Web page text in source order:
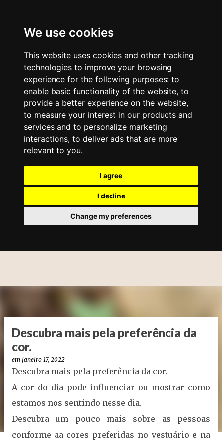
We use cookies
This website uses cookies and other tracking
technologies to improve your browsing
experience for the following purposes: to
enable basic functionality of the website, to
provide a better experience on the website,
to measure your interest in our products and
services and to personalize marketing
interactions, to deliver ads that are more
relevant to you.
I agree
I decline
Change my preferences
Descubra mais pela preferência da
cor.
em janeiro 17, 2022
Descubra mais pela preferência da cor.
A cor do dia pode influenciar ou mostrar como
estamos nos sentindo nesse dia.
Descubra um pouco mais sobre as pessoas
conforme aa cores preferidas no vestuário e na